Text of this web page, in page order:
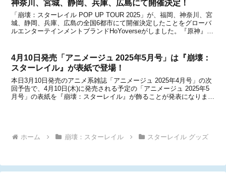
神奈川、宮城、静岡、兵庫、広島にて開催決定！
「崩壊：スターレイル POP UP TOUR 2025」が、福岡、神奈川、宮
城、静岡、兵庫、広島の全国6都市にて開催決定したことをグローバ
ルエンターテインメントブランドHoYoverseがしました。『原神』や
4月10日発売「アニメージュ 2025年5月号」は『崩壊：
スターレイル』が表紙で登場！
本日3月10日発売のアニメ系雑誌「アニメージュ 2025年4月号」の次
回予告で、4月10日(木)に発売される予定の「アニメージュ 2025年5
月号」の表紙を『崩壊：スターレイル』が飾ることが発表になりまし
ホーム 崩壊：スターレイル スターレイル グッズ